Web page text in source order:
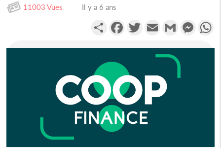
11003 Vues Il y a 6 ans
PartagerFacebookTwitterEmail Gmail